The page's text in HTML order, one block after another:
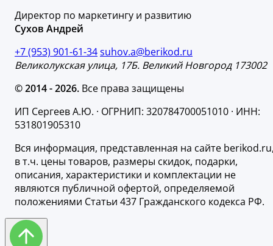
Директор по маркетингу и развитию
Сухов Андрей
+7 (953) 901-61-34suhov.a@berikod.ru
Великолукская улица, 17Б. Великий Новгород 173002
© 2014 - 2026. Все права защищены
ИП Сергеев А.Ю. · ОГРНИП: 320784700051010 · ИНН:
531801905310
Вся информация, представленная на сайте
в т.ч. цены товаров, размеры скидок, подарки,
описания, характеристики и комплектации не
являются публичной офертой, определяемой
положениями Статьи 437 Гражданского кодекса РФ.